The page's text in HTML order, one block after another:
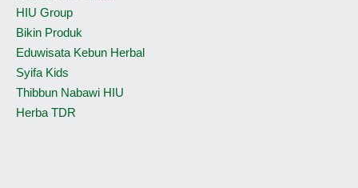
HIU Group
Bikin Produk
Eduwisata Kebun Herbal
Syifa Kids
Thibbun Nabawi HIU
Herba TDR